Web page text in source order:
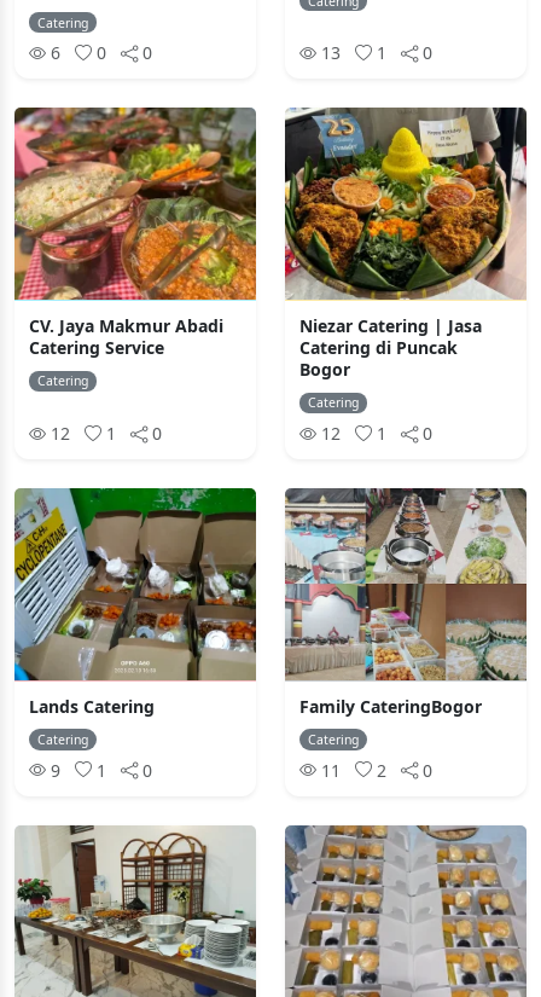
Catering
6 0 0 13 1 0
CV. Jaya Makmur Abadi
Catering Service
Catering
12 1 0
Niezar Catering | Jasa
Catering di Puncak
Bogor
Catering
12 1 0
Lands Catering
Catering
9 1 0
Family CateringBogor
Catering
11 2 0